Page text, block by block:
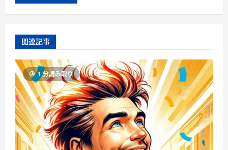
関連記事
1 分読み取り